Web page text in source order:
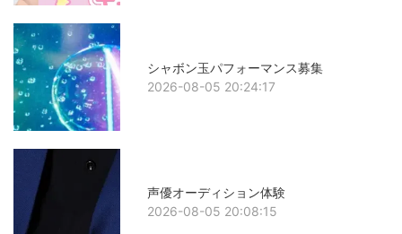
シャボン玉パフォーマンス募集
2026-08-05 20:24:17
声優オーディション体験
2026-08-05 20:08:15